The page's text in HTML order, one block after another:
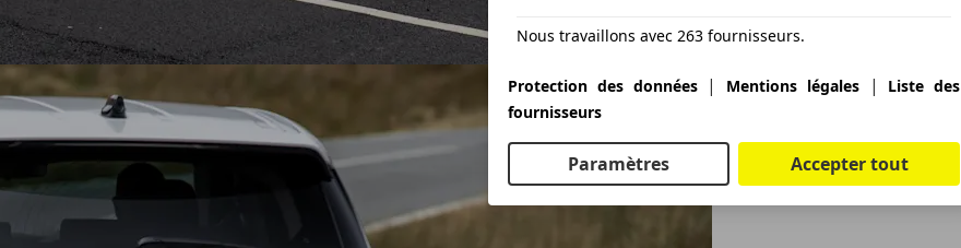
Nous travaillons avec 263 fournisseurs.
Protection des données| Mentions légales|
Liste des
fournisseurs
Paramètres Accepter tout